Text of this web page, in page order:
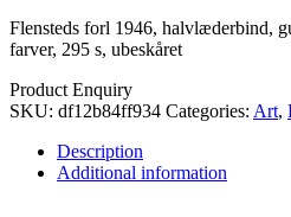
Flensteds forl 1946, halvlæderbind,
farver, 295 s, ubeskåret
Product Enquiry
SKU: df12b84ff934 Categories: Art,
Description
Additional information